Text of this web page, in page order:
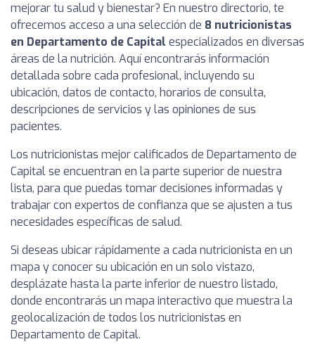
mejorar tu salud y bienestar? En nuestro directorio, te
ofrecemos acceso a una selección de 8 nutricionistas
en Departamento de Capital especializados en diversas
áreas de la nutrición. Aquí encontrarás información
detallada sobre cada profesional, incluyendo su
ubicación, datos de contacto, horarios de consulta,
descripciones de servicios y las opiniones de sus
pacientes.
Los nutricionistas mejor calificados de Departamento de
Capital se encuentran en la parte superior de nuestra
lista, para que puedas tomar decisiones informadas y
trabajar con expertos de confianza que se ajusten a tus
necesidades específicas de salud.
Si deseas ubicar rápidamente a cada nutricionista en un
mapa y conocer su ubicación en un solo vistazo,
desplázate hasta la parte inferior de nuestro listado,
donde encontrarás un mapa interactivo que muestra la
geolocalización de todos los nutricionistas en
Departamento de Capital.